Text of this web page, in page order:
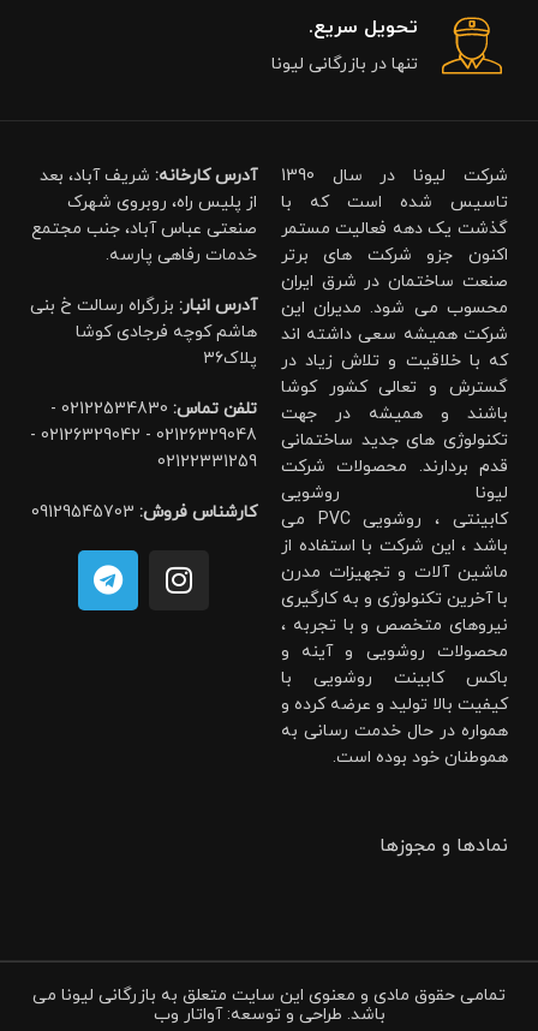
تحویل سریع.
تنها در بازرگانی لیونا
شرکت لیونا در سال 1390
تاسیس شده است که با
گذشت یک دهه فعالیت مستمر
اکنون جزو شرکت های برتر
صنعت ساختمان در شرق ایران
محسوب می شود. مدیران این
شرکت همیشه سعی داشته اند
که با خلاقیت و تلاش زیاد در
گسترش و تعالی کشور کوشا
باشند و همیشه در جهت
تکنولوژی های جدید ساختمانی
قدم بردارند. محصولات شرکت
لیونا روشویی
کابینتی ، روشویی PVC می
باشد ، این شرکت با استفاده از
ماشین آلات و تجهیزات مدرن
با آخرین تکنولوژی و به کارگیری
نیروهای متخصص و با تجربه ،
محصولات روشویی و آینه و
باکس کابینت روشویی با
کیفیت بالا تولید و عرضه کرده و
همواره در حال خدمت رسانی به
هموطنان خود بوده است.
آدرس کارخانه: شریف آباد، بعد
از پلیس راه، روبروی شهرک
صنعتی عباس آباد، جنب مجتمع
خدمات رفاهی پارسه.
آدرس انبار: بزرگراه رسالت خ بنی
هاشم کوچه فرجادی کوشا
پلاک۳۶
تلفن تماس:
02122534830 -
02126329048 - 02126329042 -
02122331259
کارشناس فروش: 09129545703
نمادها و مجوزها
تمامی حقوق مادی و معنوی این سایت متعلق به بازرگانی لیونا می
باشد. طراحی و توسعه: آواتار وب